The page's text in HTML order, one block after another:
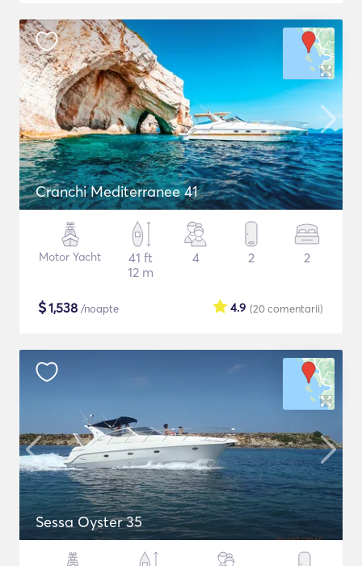
Cranchi Mediterranee 41
Motor Yacht
41 ft
12 m
4 2 2
$1,538 /noapte (20comentarii)
4.9
Sessa Oyster 35